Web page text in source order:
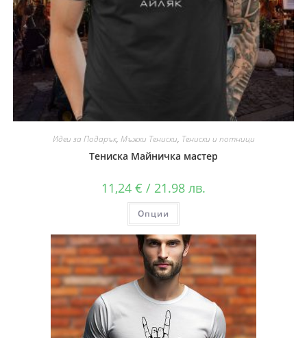
Идеи за Подарък, Мъжки Тениски, Тениски и потници
Тениска Майничка мастер
11,24 € / 21.98 лв.
Опции